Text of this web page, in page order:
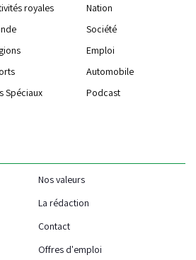
royales
Nation
Société
Emploi
Automobile
Spéciaux Podcast
Nos valeurs
La rédaction
Contact
Offres d'emploi